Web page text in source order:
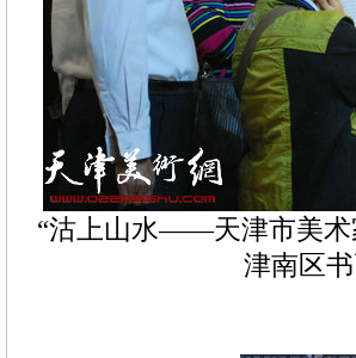
“沽上山水——天津市美术
津南区